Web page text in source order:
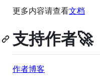
更多内容请查看文档
支持作者🚀
作者博客